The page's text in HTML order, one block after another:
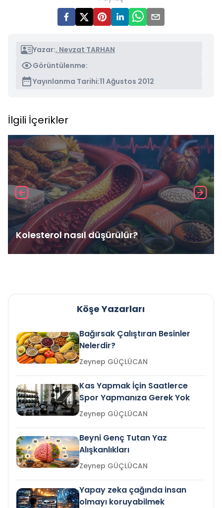
Yazar:. Nevzat TARHAN
Görüntülenme:
Yayınlanma Tarihi:11 Ağustos 2012
İlgili İçerikler
Kolesterol nasıl düşürülür?
Köşe Yazarları
Bağırsak Çalıştıran Besinler
Nelerdir?
Zeynep GÜÇLÜCAN
Kas Yapmak İçin Saatlerce
Spor Yapmanıza Gerek Yok
Zeynep GÜÇLÜCAN
Beyni Genç Tutan Yaz
Alışkanlıkları
Zeynep GÜÇLÜCAN
Yapay zeka çağında insan
olmayı koruyabilmek